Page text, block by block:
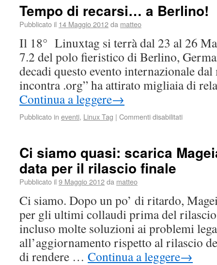
Tempo di recarsi… a Berlino!
Pubblicato il 14 Maggio 2012da matteo
Il 18° Linuxtag si terrà dal 23 al 26
7.2 del polo fieristico di Berlino,
decadi questo evento internazionale
incontra .org” ha attirato migliaia di
Continua a leggere→
Pubblicato in eventi, Linux Tag | Commenti disabilitati
Ci siamo quasi: scarica
data per il rilascio finale
Pubblicato il 9 Maggio 2012da matteo
Ci siamo. Dopo un po’ di ritardo,
per gli ultimi collaudi prima del
incluso molte soluzioni ai problemi
all’aggiornamento rispetto al rilascio
di rendere … Continua a leggere→